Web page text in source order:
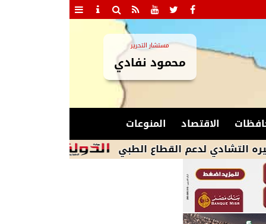
مستشار التحرير
محمود نفادي
الاقتصاد
المنوعات
محافظ أسيوط:
لدعم القطاع الطبي